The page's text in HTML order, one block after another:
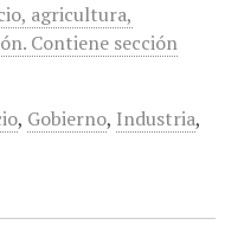
agricultura,
Contiene sección
, Gobierno, Industria,